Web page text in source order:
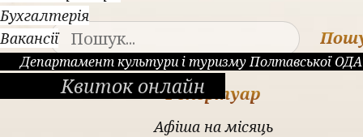
Бухгалтерія
Вакансії
Департамент культури і туризму Полтавської ОДА
Квиток онлайнРепертуар
Афіша на місяць